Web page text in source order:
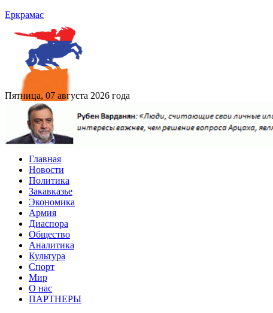
Еркрамас
Пятница, 07 августа 2026 года
Главная
Новости
Политика
Закавказье
Экономика
Армия
Диаспора
Общество
Аналитика
Культура
Спорт
Мир
О нас
ПАРТНЕРЫ